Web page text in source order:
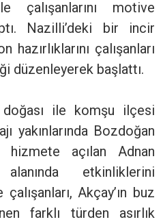
çalışanlarını motive
Nazilli’deki bir incir
çalışanları
düzenleyerek başlattı.
doğası ile komşu ilçesi
yakınlarında Bozdoğan
hizmete açılan Adnan
etkinliklerini
Akçay’ın buz
farklı türden asırlık